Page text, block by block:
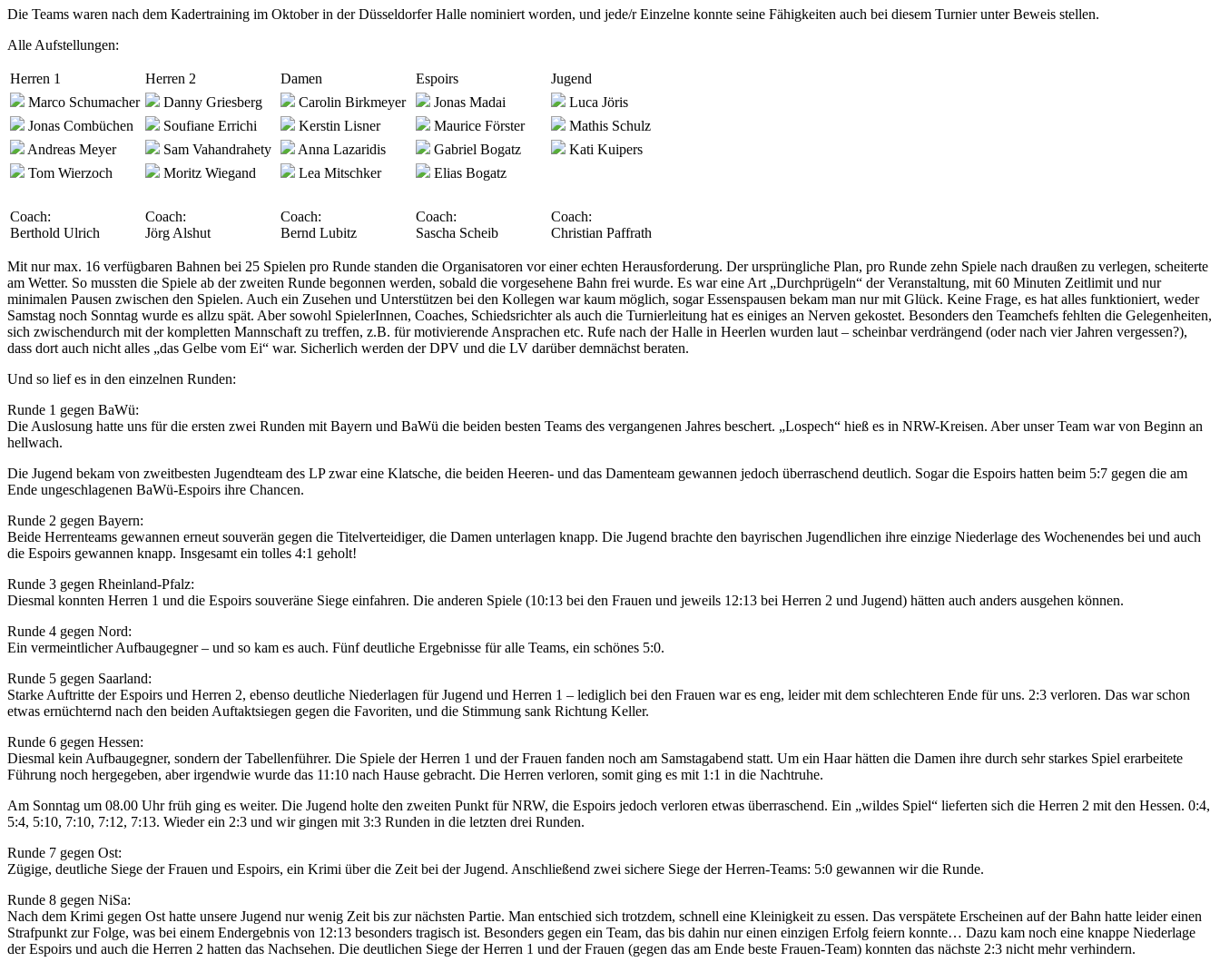
Die Teams waren nach dem Kadertraining im Oktober in der Düsseldorfer Halle nominiert worden, und jede/r Einzelne konnte seine Fähigkeiten auch bei diesem Turnier unter Beweis stellen.
Alle Aufstellungen:
Herren 1 Herren 2 Damen Espoirs
Jugend
Marco Schumacher
Danny Griesberg Carolin Birkmeyer Jonas Madai
Luca Jöris
Jonas Combüchen
Soufiane Errichi Kerstin Lisner Maurice Förster
Mathis Schulz
Andreas Meyer
Sam Vahandrahety Anna Lazaridis Gabriel Bogatz
Kati Kuipers
Tom Wierzoch
Moritz Wiegand Lea Mitschker Elias Bogatz
Coach:
Berthold Ulrich
Coach:
Jörg Alshut
Coach:
Bernd Lubitz
Coach:
Sascha Scheib
Coach:
Christian Paffrath
Mit nur max. 16 verfügbaren Bahnen bei 25 Spielen pro Runde standen die Organisatoren vor einer echten Herausforderung. Der ursprüngliche Plan, pro Runde zehn Spiele nach draußen zu verlegen, scheiterte
am Wetter. So mussten die Spiele ab der zweiten Runde begonnen werden, sobald die vorgesehene Bahn frei wurde. Es war eine Art „Durchprügeln“ der Veranstaltung, mit 60 Minuten Zeitlimit und nur
minimalen Pausen zwischen den Spielen. Auch ein Zusehen und Unterstützen bei den Kollegen war kaum möglich, sogar Essenspausen bekam man nur mit Glück. Keine Frage, es hat alles funktioniert, weder
Samstag noch Sonntag wurde es allzu spät. Aber sowohl SpielerInnen, Coaches, Schiedsrichter als auch die Turnierleitung hat es einiges an Nerven gekostet. Besonders den Teamchefs fehlten die Gelegenheiten,
sich zwischendurch mit der kompletten Mannschaft zu treffen, z.B. für motivierende Ansprachen etc. Rufe nach der Halle in Heerlen wurden laut – scheinbar verdrängend (oder nach vier Jahren vergessen?),
dass dort auch nicht alles „das Gelbe vom Ei“ war. Sicherlich werden der DPV und die LV darüber demnächst beraten.
Und so lief es in den einzelnen Runden:
Runde 1 gegen BaWü:
Die Auslosung hatte uns für die ersten zwei Runden mit Bayern und BaWü die beiden besten Teams des vergangenen Jahres beschert. „Lospech“ hieß es in NRW-Kreisen. Aber unser Team war von Beginn an
hellwach.
Die Jugend bekam von zweitbesten Jugendteam des LP zwar eine Klatsche, die beiden Heeren- und das Damenteam gewannen jedoch überraschend deutlich. Sogar die Espoirs hatten beim 5:7 gegen die am
Ende ungeschlagenen BaWü-Espoirs ihre Chancen.
Runde 2 gegen Bayern:
Beide Herrenteams gewannen erneut souverän gegen die Titelverteidiger, die Damen unterlagen knapp. Die Jugend brachte den bayrischen Jugendlichen ihre einzige Niederlage des Wochenendes bei und auch
die Espoirs gewannen knapp. Insgesamt ein tolles 4:1 geholt!
Runde 3 gegen Rheinland-Pfalz:
Diesmal konnten Herren 1 und die Espoirs souveräne Siege einfahren. Die anderen Spiele (10:13 bei den Frauen und jeweils 12:13 bei Herren 2 und Jugend) hätten auch anders ausgehen können.
Runde 4 gegen Nord:
Ein vermeintlicher Aufbaugegner – und so kam es auch. Fünf deutliche Ergebnisse für alle Teams, ein schönes 5:0.
Runde 5 gegen Saarland:
Starke Auftritte der Espoirs und Herren 2, ebenso deutliche Niederlagen für Jugend und Herren 1 – lediglich bei den Frauen war es eng, leider mit dem schlechteren Ende für uns. 2:3 verloren. Das war schon
etwas ernüchternd nach den beiden Auftaktsiegen gegen die Favoriten, und die Stimmung sank Richtung Keller.
Runde 6 gegen Hessen:
Diesmal kein Aufbaugegner, sondern der Tabellenführer. Die Spiele der Herren 1 und der Frauen fanden noch am Samstagabend statt. Um ein Haar hätten die Damen ihre durch sehr starkes Spiel erarbeitete
Führung noch hergegeben, aber irgendwie wurde das 11:10 nach Hause gebracht. Die Herren verloren, somit ging es mit 1:1 in die Nachtruhe.
Am Sonntag um 08.00 Uhr früh ging es weiter. Die Jugend holte den zweiten Punkt für NRW, die Espoirs jedoch verloren etwas überraschend. Ein „wildes Spiel“ lieferten sich die Herren 2 mit den Hessen. 0:4,
5:4, 5:10, 7:10, 7:12, 7:13. Wieder ein 2:3 und wir gingen mit 3:3 Runden in die letzten drei Runden.
Runde 7 gegen Ost:
Zügige, deutliche Siege der Frauen und Espoirs, ein Krimi über die Zeit bei der Jugend. Anschließend zwei sichere Siege der Herren-Teams: 5:0 gewannen wir die Runde.
Runde 8 gegen NiSa:
Nach dem Krimi gegen Ost hatte unsere Jugend nur wenig Zeit bis zur nächsten Partie. Man entschied sich trotzdem, schnell eine Kleinigkeit zu essen. Das verspätete Erscheinen auf der Bahn hatte leider einen
Strafpunkt zur Folge, was bei einem Endergebnis von 12:13 besonders tragisch ist. Besonders gegen ein Team, das bis dahin nur einen einzigen Erfolg feiern konnte… Dazu kam noch eine knappe Niederlage
der Espoirs und auch die Herren 2 hatten das Nachsehen. Die deutlichen Siege der Herren 1 und der Frauen (gegen das am Ende beste Frauen-Team) konnten das nächste 2:3 nicht mehr verhindern.